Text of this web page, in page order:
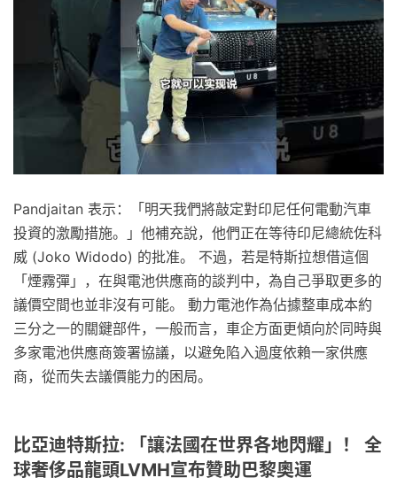
Pandjaitan 表示：「明天我們將敲定對印尼任何電動汽車
投資的激勵措施。」他補充說，他們正在等待印尼總統佐科
威 (Joko Widodo) 的批准。 不過，若是特斯拉想借這個
「煙霧彈」，在與電池供應商的談判中，為自己爭取更多的
議價空間也並非沒有可能。 動力電池作為佔據整車成本約
三分之一的關鍵部件，一般而言，車企方面更傾向於同時與
多家電池供應商簽署協議，以避免陷入過度依賴一家供應
商，從而失去議價能力的困局。
比亞迪特斯拉: 「讓法國在世界各地閃耀」！ 全
球奢侈品龍頭LVMH宣布贊助巴黎奧運